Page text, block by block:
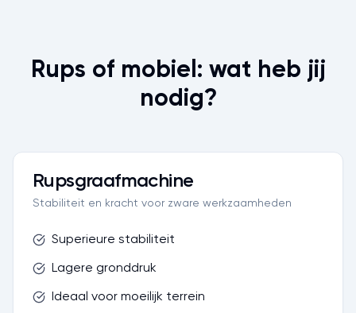
Rups of mobiel: wat heb jij
nodig?
Rupsgraafmachine
Stabiliteit en kracht voor zware werkzaamheden
Superieure stabiliteit
Lagere gronddruk
Ideaal voor moeilijk terrein